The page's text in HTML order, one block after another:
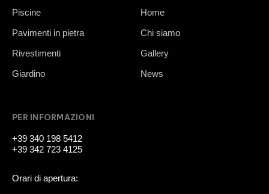
Piscine
Pavimenti in pietra
Rivestimenti
Giardino
Home
Chi siamo
Gallery
News
PER INFORMAZIONI
+39 340 198 5412
+39 342 723 4125
Orari di apertura: